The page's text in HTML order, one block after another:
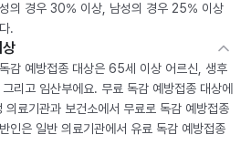
의 경우 30% 이상, 남성의 경우 25% 이상
.
감 예방접종 대상은 65세 이상 어르신, 생후
리고 임산부에요. 무료 독감 예방접종 대상에
의료기관과 보건소에서 무료로 독감 예방접종
인은 일반 의료기관에서 유료 독감 예방접종